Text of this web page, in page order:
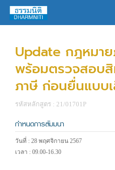
Update กฎหมา
พร้อมตรวจสอบสิ
ภาษี ก่อนยื่นแบบ
รหัสหลักสูตร : 21/01701P
กำหนดการสัมมนา
วันที่ : 28 พฤศจิกายน 2567
เวลา : 09.00-16.30